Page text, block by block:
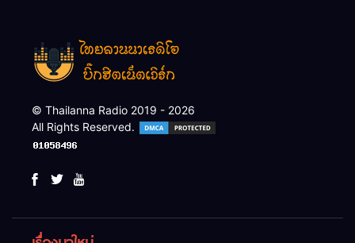
© Thailanna Radio 2019 - 2026
All Rights Reserved.